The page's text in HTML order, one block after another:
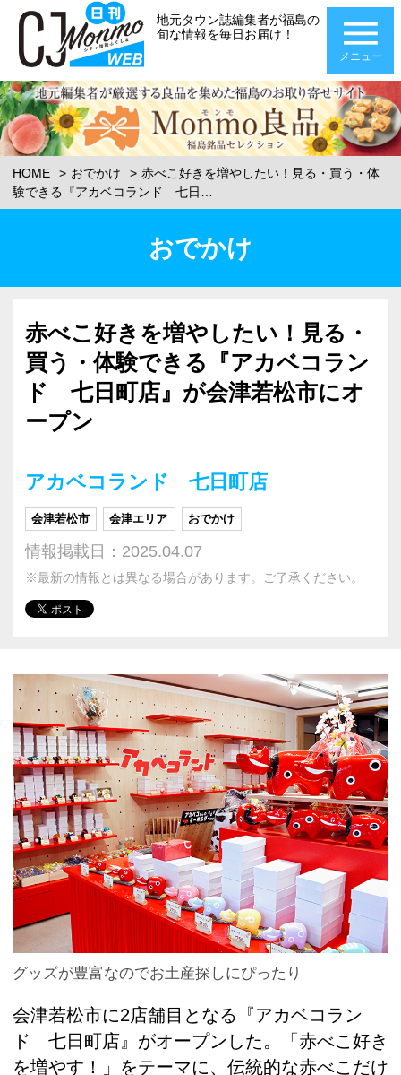
地元タウン誌編集者が福島の
旬な情報を毎日お届け！
メニュー
HOME おでかけ
赤べこ好きを増やしたい！見る・買う・体
験できる『アカベコランド 七日…
おでかけ
赤べこ好きを増やしたい！見る・
買う・体験できる『アカベコラン
ド 七日町店』が会津若松市にオ
ープン
アカベコランド 七日町店
会津若松市 会津エリア おでかけ
情報掲載日：2025.04.07
※最新の情報とは異なる場合があります。ご了承ください。
グッズが豊富なのでお土産探しにぴったり
会津若松市に2店舗目となる『アカベコラン
ド 七日町店』がオープンした。「赤べこ好き
を増やす！」をテーマに、伝統的な赤べこだけ